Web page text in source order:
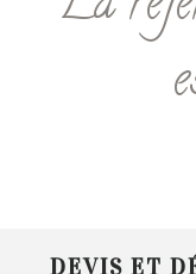
DEVIS ET